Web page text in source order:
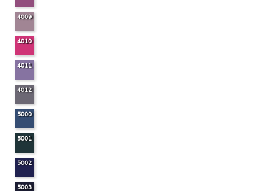
4009
4010
4011
4012
5000
5001
5002
5003